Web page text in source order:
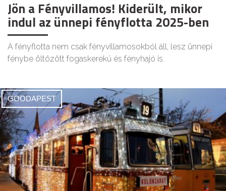
Jön a Fényvillamos! Kiderült, mikor
indul az ünnepi fényflotta 2025-ben
A fényflotta nem csak fényvillamosokból áll, lesz ünnepi
fénybe öltözött fogaskerekű és fényhajó is.
GOODAPEST